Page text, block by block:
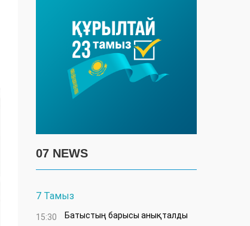
07 NEWS
7 Тамыз
15:30 Батыстың барысы анықталды